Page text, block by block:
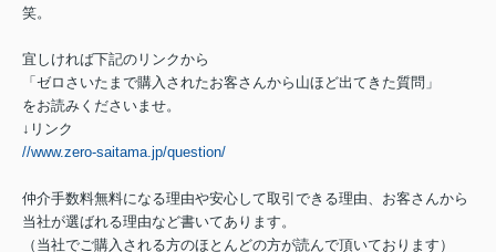
笑。
宜しければ下記のリンクから
「ゼロさいたまで購入されたお客さんから山ほど出てきた質問」
をお読みくださいませ。
↓リンク
//www.zero-saitama.jp/question/
仲介手数料無料になる理由や安心して取引できる理由、お客さんから
当社が選ばれる理由など書いてあります。
（当社でご購入される方のほとんどの方が読んで頂いております）